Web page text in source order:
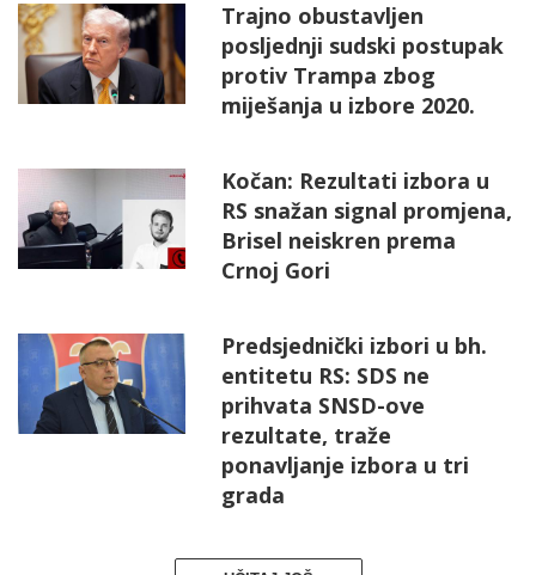
Trajno obustavljen
posljednji sudski postupak
protiv Trampa zbog
miješanja u izbore 2020.
Kočan: Rezultati izbora u
RS snažan signal promjena,
Brisel neiskren prema
Crnoj Gori
Predsjednički izbori u bh.
entitetu RS: SDS ne
prihvata SNSD-ove
rezultate, traže
ponavljanje izbora u tri
grada